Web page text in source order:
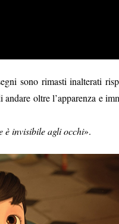
sono rimasti inalterati
oltre l’apparenza e
è invisibile agli occhi».